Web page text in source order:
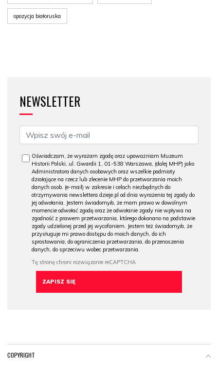
opozycja białoruska
NEWSLETTER
Oświadczam, że wyrażam zgodę oraz upoważniam Muzeum
Historii Polski, ul. Gwardii 1, 01-538 Warszawa, (dalej MHP) jako
Administratora danych osobowych oraz wszelkie podmioty
działające na rzecz lub zlecenie MHP do przetwarzania moich
danych osob. (e-mail) w zakresie i celach niezbędnych do
otrzymywania newslettera dzieje.pl od dnia wyrażenia tej zgody do
jej odwołania. Jestem świadomy/a, że mam prawo w dowolnym
momencie odwołać zgodę oraz że odwołanie zgody nie wpływa na
zgodność z prawem przetwarzania, którego dokonano na podstawie
zgody udzielonej przed jej wycofaniem. Jestem też świadomy/a, że
przysługuje mi prawo dostępu do moich danych, do ich
sprostowania, do ograniczenia przetwarzania, do przenoszenia
danych, do sprzeciwu wobec przetwarzania.
COPYRIGHT